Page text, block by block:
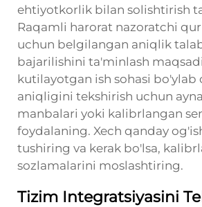
ehtiyotkorlik bilan solishtirish
Raqamli harorat nazoratchi
uchun belgilangan aniqlik
bajarilishini ta'minlash
kutilayotgan ish sohasi bo'ylab
aniqligini tekshirish uchun
manbalari yoki kalibrlangan
foydalaning. Xech qanday
tushiring va kerak bo'lsa,
sozlamalarini moslashtiring.
Tizim Integratsiyasini